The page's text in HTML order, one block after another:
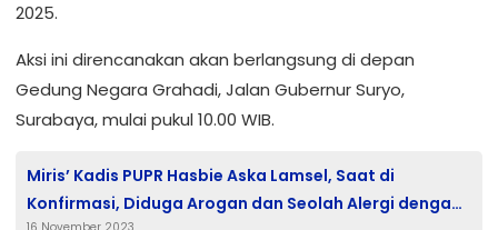
2025.
Aksi ini direncanakan akan berlangsung di depan
Gedung Negara Grahadi, Jalan Gubernur Suryo,
Surabaya, mulai pukul 10.00 WIB.
Miris’ Kadis PUPR Hasbie Aska Lamsel, Saat di
Konfirmasi, Diduga Arogan dan Seolah Alergi dengan